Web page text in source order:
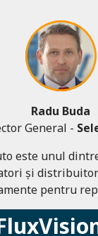
Radu Buda
General -
este unul
și
pentru